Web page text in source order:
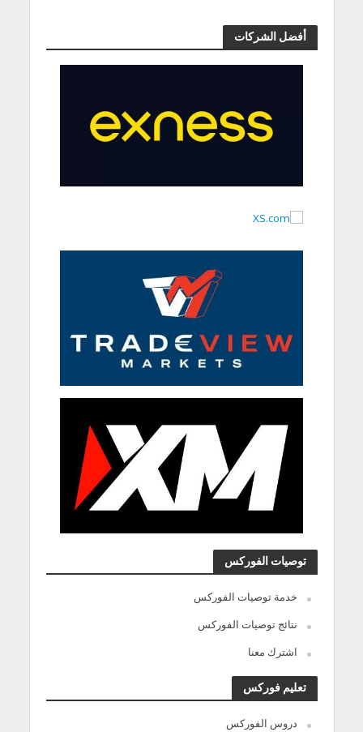
أفضل الشركات
توصيات الفوركس
خدمة توصيات الفوركس
نتائج توصيات الفوركس
اشترك معنا
تعليم فوركس
دروس الفوركس